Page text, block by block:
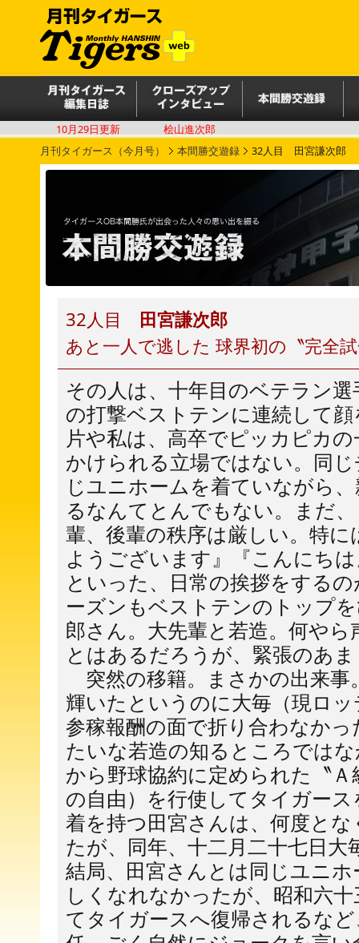
10月29日更新
桧山進次郎
月刊タイガース（今月号）
本間勝交遊録 32人目 田宮謙次郎
32人目 田宮謙次郎
あと一人で逃した 球界初の〝完全
その人は、十年目のベテラン
の打撃ベストテンに連続して
片や私は、高卒でピッカピカ
かけられる立場ではない。同
じユニホームを着ていながら
るなんてとんでもない。まだ
輩、後輩の秩序は厳しい。特
ようございます』『こんにち
といった、日常の挨拶をする
ーズンもベストテンのトップ
郎さん。大先輩と若造。何や
とはあるだろうが、緊張のあ
突然の移籍。まさかの出来事
輝いたというのに大毎（現ロ
参稼報酬の面で折り合わなか
たいな若造の知るところでは
から野球協約に定められた〝
の自由）を行使してタイガー
着を持つ田宮さんは、何度と
たが、同年、十二月二十七日
結局、田宮さんとは同じユニ
しくなれなかったが、昭和六
てタイガースへ復帰されるな